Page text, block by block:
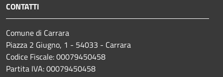
CONTATTI
Comune di Carrara
Piazza 2 Giugno, 1 - 54033 - Carrara
Codice Fiscale: 00079450458
Partita IVA: 00079450458